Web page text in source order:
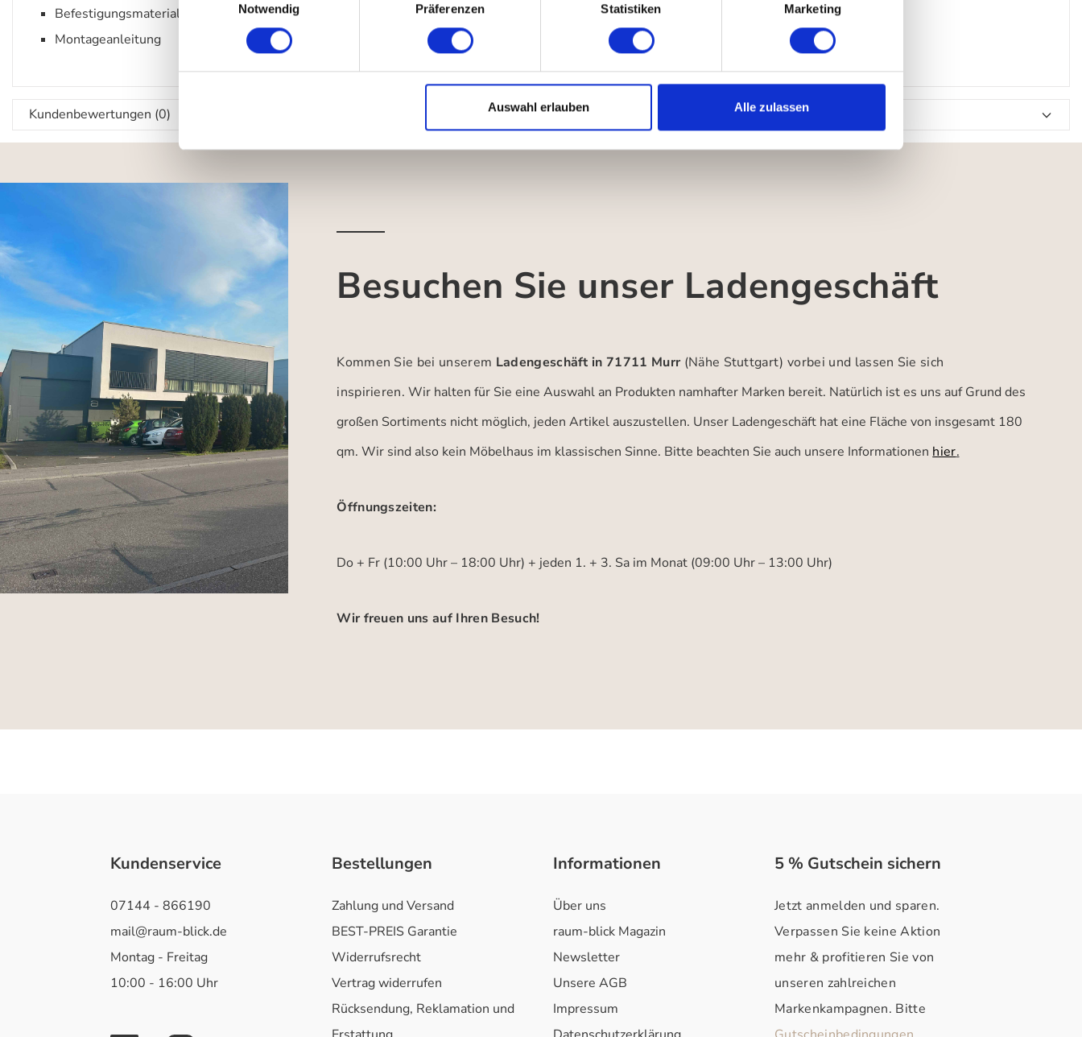
Notwendig
Präferenzen Statistiken Marketing
Auswahl erlauben Alle zulassen
Befestigungsmaterial
Montageanleitung
Kundenbewertungen (0)
Besuchen Sie unser Ladengeschäft
Kommen Sie bei unserem Ladengeschäft in 71711 Murr (Nähe Stuttgart) vorbei und lassen Sie sich
inspirieren.Wir halten für Sie eine Auswahl an Produkten namhafter Marken bereit. Natürlich ist es uns auf Grund des
großen Sortiments nicht möglich, jeden Artikel auszustellen. Unser Ladengeschäft hat eine Fläche von insgesamt 180
qm. Wir sind also kein Möbelhaus im klassischen Sinne. Bitte beachten Sie auch unsere Informationen hier.
Öffnungszeiten:
Do + Fr (10:00 Uhr – 18:00 Uhr) + jeden 1. + 3. Sa im Monat (09:00 Uhr – 13:00 Uhr)
Wir freuen uns auf Ihren Besuch!
Kundenservice
07144 - 866190
mail@raum-blick.de
Montag - Freitag
10:00 - 16:00 Uhr
Bestellungen
Zahlung und Versand
BEST-PREIS Garantie
Widerrufsrecht
Vertrag widerrufen
Rücksendung, Reklamation und
Informationen
Über uns
raum-blick Magazin
Newsletter
Unsere AGB
Impressum
5 % Gutschein sichern
Jetzt anmelden und sparen.
Verpassen Sie keine Aktion
mehr & profitieren Sie von
unseren zahlreichen
Markenkampagnen. Bitte